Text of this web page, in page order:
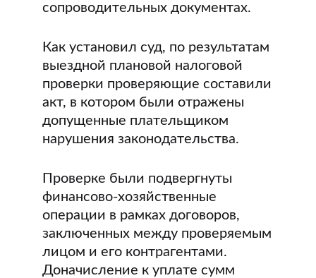
сопроводительных документах.
Как установил суд, по результатам
выездной плановой налоговой
проверки проверяющие составили
акт, в котором были отражены
допущенные плательщиком
нарушения законодательства.
Проверке были подвергнуты
финансово-хозяйственные
операции в рамках договоров,
заключенных между проверяемым
лицом и его контрагентами.
Доначисление к уплате сумм